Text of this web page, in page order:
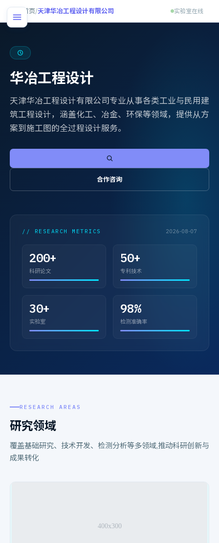
首页/天津华冶工程设计有限公司 实验室在线
华冶工程设计
天津华冶工程设计有限公司专业从事各类工业与民用建
筑工程设计，涵盖化工、冶金、环保等领域，提供从方
案到施工图的全过程设计服务。
合作咨询
// RESEARCH METRICS 2026-08-07
200+
科研论文
50+
专利技术
30+
实验室
98%
检测准确率
RESEARCH AREAS
研究领域
覆盖基础研究、技术开发、检测分析等多领域,推动科研创新与
成果转化